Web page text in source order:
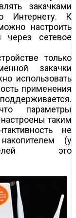
закачками
Интернету. К
настроить
сетевое
только
закачки
использовать
применения
параметры
таким
не
(у
это